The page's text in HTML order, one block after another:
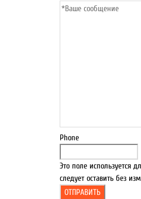
Phone
Это поле используется
следует оставить без